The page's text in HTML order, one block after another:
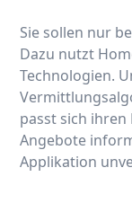
Sie sollen nur
Dazu nutzt
Technologien.
passt sich
Angebote
Applikation